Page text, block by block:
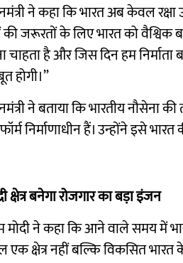
ने कहा कि भारत अब केवल
जरूरतों के लिए भारत को वैश्विक
चाहता है और जिस दिन हम
होगी।”
ने बताया कि भारतीय
निर्माणाधीन हैं। उन्होंने इसे
क्षेत्र बनेगा रोजगार का बड़ा इंजन
मोदी ने कहा कि आने वाले समय में
क्षेत्र नहीं बल्कि विकसित भारत